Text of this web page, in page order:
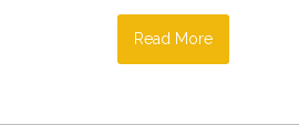
Read More